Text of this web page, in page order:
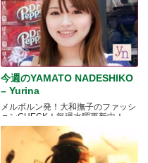
今週のYAMATO NADESHIKO
– Yurina
メルボルン発！大和撫子のファッシ
ョンCHECK！毎週水曜更新中！